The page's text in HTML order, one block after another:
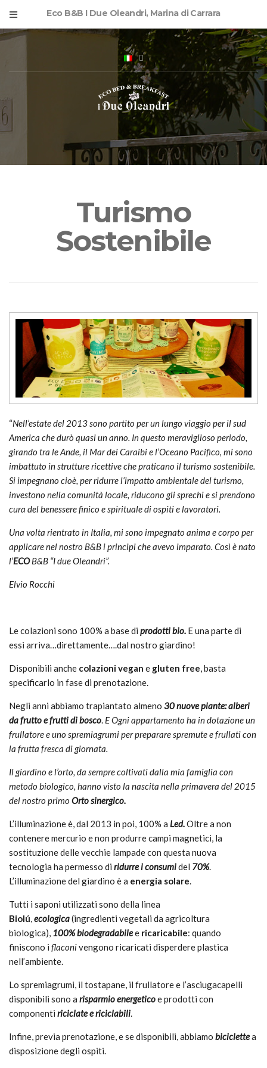
Eco B&B I Due Oleandri, Marina di Carrara
Turismo
Sostenibile
“Nell’estate del 2013 sono partito per un lungo viaggio per il sud
America che durò quasi un anno. In questo meraviglioso periodo,
girando tra le Ande, il Mar dei Caraibi e l’Oceano Pacifico, mi sono
imbattuto in strutture ricettive che praticano il turismo sostenibile.
Si impegnano cioè, per ridurre l’impatto ambientale del turismo,
investono nella comunità locale, riducono gli sprechi e si prendono
cura del benessere finico e spirituale di ospiti e lavoratori.
Una volta rientrato in Italia, mi sono impegnato anima e corpo per
applicare nel nostro B&B i principi che avevo imparato. Così è nato
l’ECOB&B “I due Oleandri”.
Elvio Rocchi
Le colazioni sono 100% a base di prodotti bio. E una parte di
essi arriva…direttamente….dal nostro giardino!
Disponibili anche colazioni vegan e gluten free, basta
specificarlo in fase di prenotazione.
Negli anni abbiamo trapiantato almeno 30 nuove piante: alberi
da frutto e frutti di bosco. EOgni appartamento ha in dotazione un
frullatore e uno spremiagrumi per preparare spremute e frullati con
la frutta fresca di giornata.
Il giardino e l’orto, da sempre coltivati dalla mia famiglia con
metodo biologico, hanno visto la nascita nella primavera del 2015
del nostro primo Orto sinergico.
L’illuminazione è, dal 2013 in poi, 100% a Led.Oltre a non
contenere mercurio e non produrre campi magnetici, la
sostituzione delle vecchie lampade con questa nuova
tecnologia ha permesso di ridurre i consumidel 70%.
L’illuminazione del giardino è a energia solare.
Tutti i saponi utilizzati sono della linea
Biolú,ecologica(ingredienti vegetali da agricoltura
biologica), 100% biodegradabilee ricaricabile: quando
finiscono i flaconivengono ricaricati disperdere plastica
nell’ambiente.
Lo spremiagrumi, il tostapane, il frullatore e l’asciugacapelli
disponibili sono a risparmio energeticoe prodotti con
componenti riciclate e riciclabili.
Infine, previa prenotazione, e se disponibili, abbiamo biciclettea
disposizione degli ospiti.